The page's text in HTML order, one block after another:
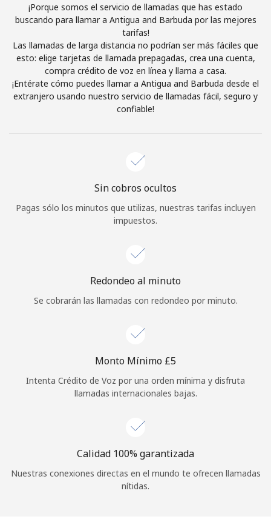
¡Hola!
Inicia sesión oREGÍSTRATE →
o
¡Porque somos el servicio de llamadas que has estado
buscando para llamar a Antigua and Barbuda por las mejores
tarifas!
Las llamadas de larga distancia no podrían ser más fáciles que
esto: elige tarjetas de llamada prepagadas, crea una cuenta,
compra crédito de voz en línea y llama a casa.
¡Entérate cómo puedes llamar a Antigua and Barbuda desde el
extranjero usando nuestro servicio de llamadas fácil, seguro y
confiable!
Sin cobros ocultos
Pagas sólo los minutos que utilizas, nuestras tarifas incluyen
impuestos.
Redondeo al minuto
Se cobrarán las llamadas con redondeo por minuto.
Monto Mínimo ⁦£5⁩
Intenta Crédito de Voz por una orden mínima y disfruta
llamadas internacionales bajas.
Calidad 100% garantizada
Nuestras conexiones directas en el mundo te ofrecen llamadas
nítidas.